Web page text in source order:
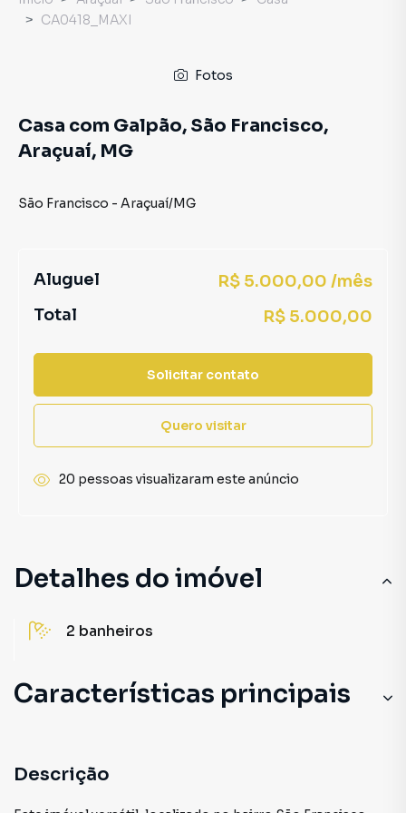
Detalhes do imóvel
2 banheiros
Características principais
Descrição
CA0418_MAXI
Fotos
Casa com Galpão, São Francisco,
Araçuaí, MG
São Francisco - Araçuaí/MG
Aluguel
R$ 5.000,00 /mês
Total
R$ 5.000,00
Solicitar contato
Quero visitar
20 pessoas visualizaram este anúncio